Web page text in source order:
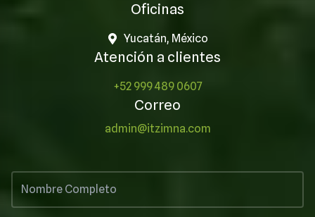
Oficinas
Yucatán, México
Atención a clientes
+52 999 489 0607
Correo
admin@itzimna.com